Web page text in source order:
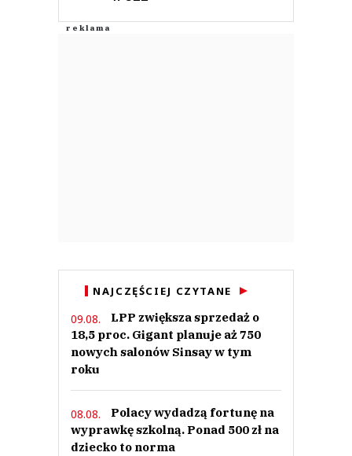
NAJCZĘŚCIEJ CZYTANE
09.08.
LPP zwiększa sprzedaż o
18,5 proc. Gigant planuje aż 750
nowych salonów Sinsay w tym
roku
08.08.
Polacy wydadzą fortunę na
wyprawkę szkolną. Ponad 500 zł na
dziecko to norma